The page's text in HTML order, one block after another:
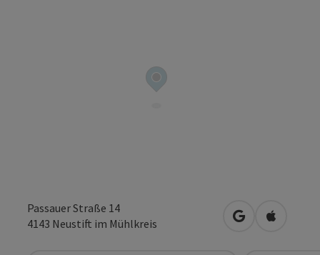
Passauer Straße 14
4143 Neustift im Mühlkreis in Googlein Apple